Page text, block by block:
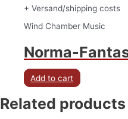
+ Versand/shipping costs
Wind Chamber Music
Norma-
Add to cart
Related products